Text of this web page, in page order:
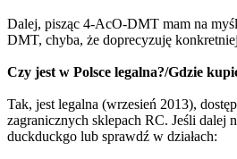
Dalej, pisząc 4-AcO-DMT mam na
DMT, chyba, że doprecyzuję
Czy jest w Polsce legalna?/Gdzie
Tak, jest legalna (wrzesień 2013),
zagranicznych sklepach RC. Jeśli dalej
duckduckgo lub sprawdź w działach: